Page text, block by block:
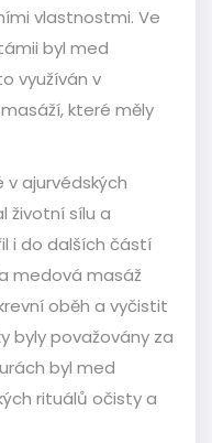
vlastnostmi. Ve
byl med
využíván v
které měly
ajurvédských
životní sílu a
i do dalších částí
medová masáž
oběh a vyčistit
byly považovány za
byl med
rituálů očisty a